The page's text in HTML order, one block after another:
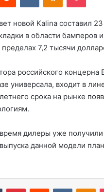
новой Kalina составил
в области бамперов
7,2 тысячи
российского концерна
универсала, входит в
срока на рынке
дилеры уже
данной модели